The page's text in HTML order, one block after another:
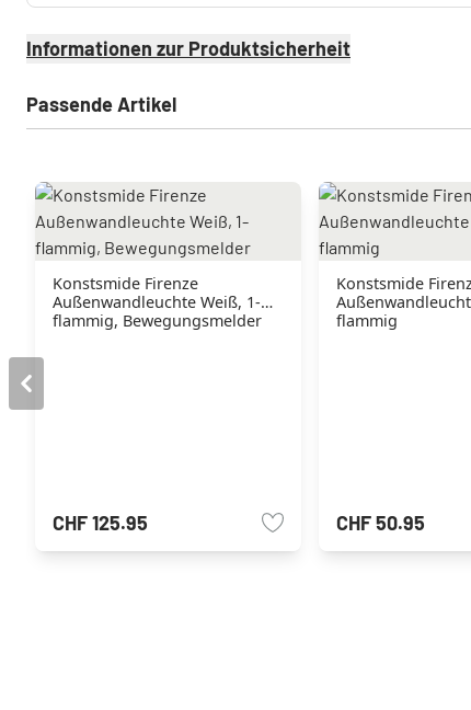
Informationen zur Produktsicherheit
Passende Artikel
Konstsmide Firenze
Außenwandleuchte Weiß, 1-
flammig, Bewegungsmelder
CHF 125.95
Konstsmide
flammig
CHF 50.95